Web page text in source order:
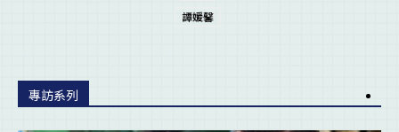
譚媛馨
專訪系列